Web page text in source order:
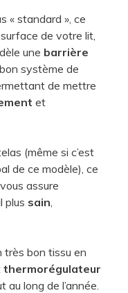
« standard », ce
de votre lit,
une barrière
bon système de
de mettre
et
(même si c’est
de ce modèle), ce
assure
plus sain
très bon tissu en
thermorégulateur
long de l’année.